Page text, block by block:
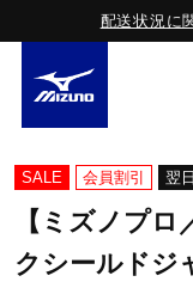
配送状況に
スニーカ
ライフス
SALE 会員割引 翌
【ミズノプ
クシールドジ